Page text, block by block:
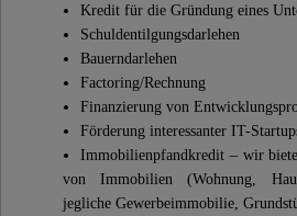
Kredit für die Gründung eines
Schuldentilgungsdarlehen
Bauerndarlehen
Factoring/Rechnung
Finanzierung von
Förderung interessanter IT-
Immobilienpfandkredit – wir
von Immobilien (Wohnung,
jegliche Gewerbeimmobilie,